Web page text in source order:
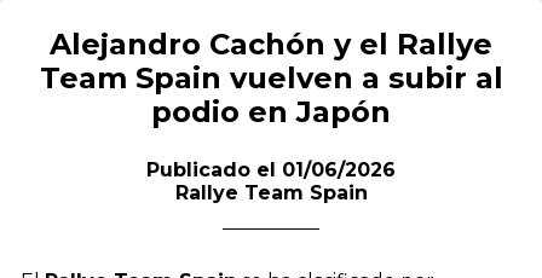
Alejandro Cachón y el Rallye
Team Spain vuelven a subir al
podio en Japón
Publicado el 01/06/2026
Rallye Team Spain